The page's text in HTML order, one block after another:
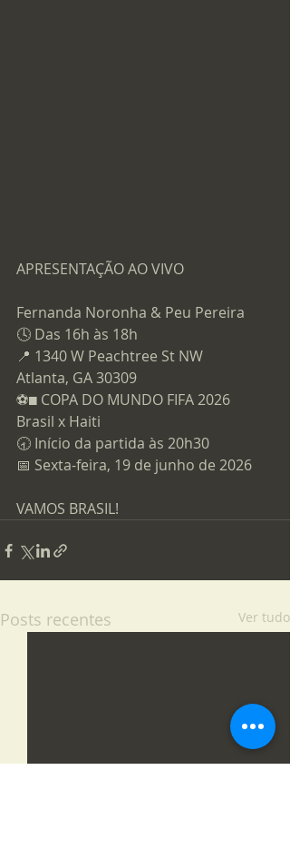
APRESENTAÇÃO AO VIVO
Fernanda Noronha & Peu Pereira
🕓 Das 16h às 18h
📍 1340 W Peachtree St NW
Atlanta, GA 30309
⚽ COPA DO MUNDO FIFA 2026
Brasil x Haiti
🕣 Início da partida às 20h30
📅 Sexta-feira, 19 de junho de 2026
VAMOS BRASIL!
Posts recentes Ver tudo